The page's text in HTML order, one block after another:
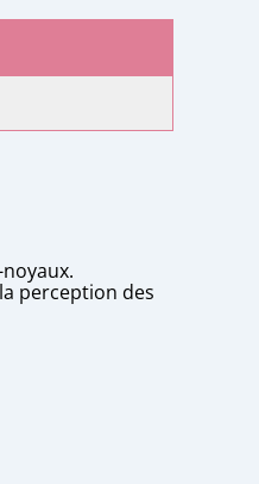
perception des